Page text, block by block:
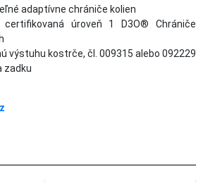
adaptívne chrániče kolien
certifikovaná úroveň 1 D3O® Chrániče
výstuhu kostrče, čl. 009315 alebo 092229
zadku